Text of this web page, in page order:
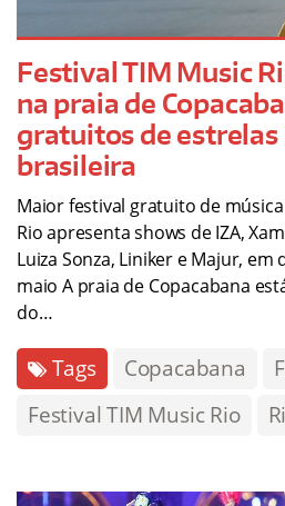
Festival TIM Music
na praia de
gratuitos de estrelas
brasileira
Maior festival gratuito de
Rio apresenta shows de IZA,
Luiza Sonza, Liniker e Majur,
maio A praia de Copacabana
do…
Tags Copacabana
Festival TIM Music Rio